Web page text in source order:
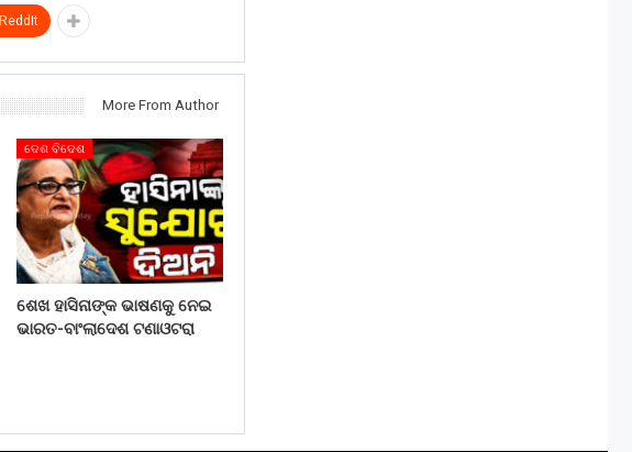
ReddIt
More From Author
ଦେଶ ବିଦେଶ
ଶେଖ ହାସିନାଙ୍କ ଭାଷଣକୁ ନେଇ
ଭାରତ-ବାଂଲାଦେଶ ଟଣାଓଟରା